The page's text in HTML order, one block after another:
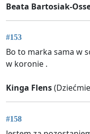
Beata Bartosiak-
#153
Bo to marka sama w
w koronie .
Kinga Flens
#158